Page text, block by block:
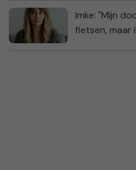
Imke: "Mijn
fietsen, maar